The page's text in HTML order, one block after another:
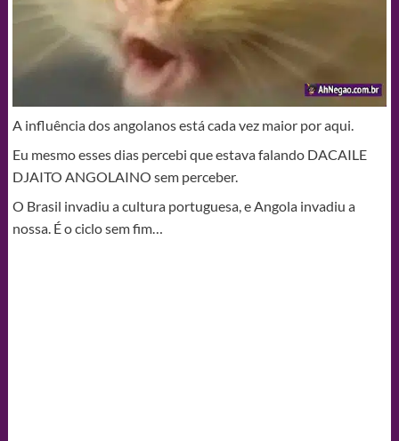
A influência dos angolanos está cada vez maior por aqui.
Eu mesmo esses dias percebi que estava falando DACAILE
DJAITO ANGOLAINO sem perceber.
O Brasil invadiu a cultura portuguesa, e Angola invadiu a
nossa. É o ciclo sem fim…